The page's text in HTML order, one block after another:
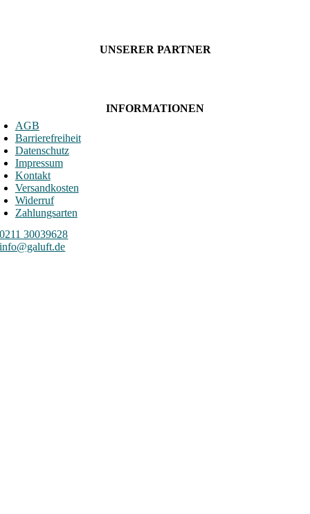
UNSERER PARTNER
INFORMATIONEN
AGB
Barrierefreiheit
Datenschutz
Impressum
Kontakt
Versandkosten
Widerruf
Zahlungsarten
0211 30039628
info@galuft.de